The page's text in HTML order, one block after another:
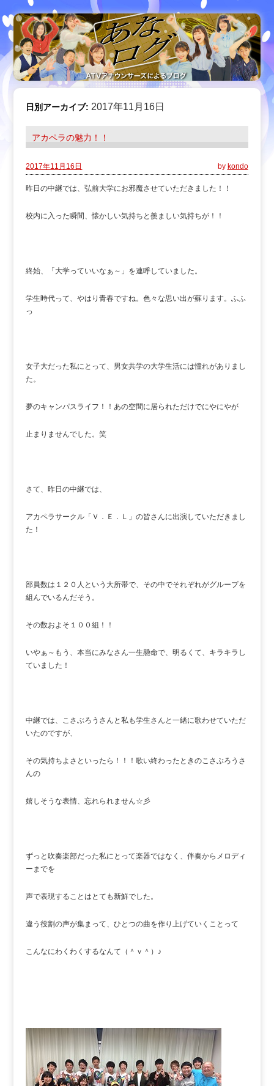
日別アーカイブ:2017年11月16日
アカペラの魅力！！
2017年11月16日 by kondo
昨日の中継では、弘前大学にお邪魔させていただきました！！
校内に入った瞬間、懐かしい気持ちと羨ましい気持ちが！！
終始、「大学っていいなぁ～」を連呼していました。
学生時代って、やはり青春ですね。色々な思い出が蘇ります。ふふ
っ
女子大だった私にとって、男女共学の大学生活には憧れがありまし
た。
夢のキャンパスライフ！！あの空間に居られただけでにやにやが
止まりませんでした。笑
さて、昨日の中継では、
アカペラサークル「Ｖ．Ｅ．Ｌ」の皆さんに出演していただきまし
た！
部員数は１２０人という大所帯で、その中でそれぞれがグループを
組んでいるんだそう。
その数およそ１００組！！
いやぁ～もう、本当にみなさん一生懸命で、明るくて、キラキラし
ていました！
中継では、こさぶろうさんと私も学生さんと一緒に歌わせていただ
いたのですが、
その気持ちよさといったら！！！歌い終わったときのこさぶろうさ
んの
嬉しそうな表情、忘れられません☆彡
ずっと吹奏楽部だった私にとって楽器ではなく、伴奏からメロディ
ーまでを
声で表現することはとても新鮮でした。
違う役割の声が集まって、ひとつの曲を作り上げていくことって
こんなにわくわくするなんて（＾ｖ＾）♪